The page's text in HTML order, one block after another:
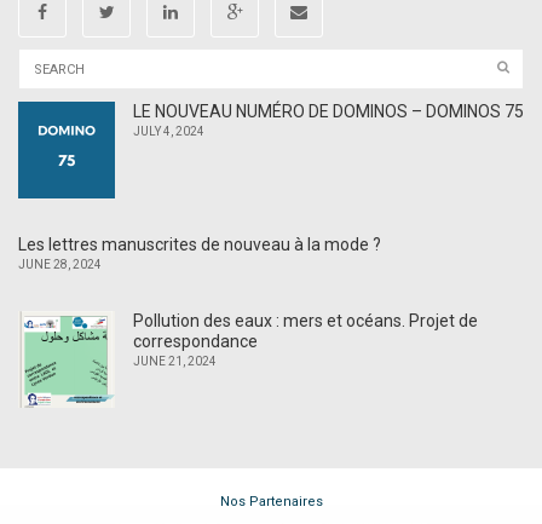
LE NOUVEAU NUMÉRO DE DOMINOS – DOMINOS 75
JULY 4, 2024
Les lettres manuscrites de nouveau à la mode ?
JUNE 28, 2024
Pollution des eaux : mers et océans. Projet de
correspondance
JUNE 21, 2024
Nos Partenaires